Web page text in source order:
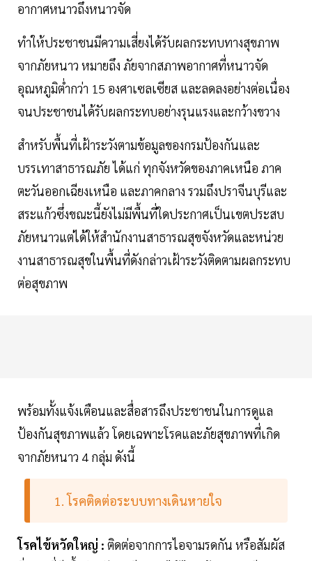
อากาศหนาวถึงหนาวจัด
ทำให้ประชาชนมีความเสี่ยงได้รับผลกระทบทางสุขภาพ
จากภัยหนาว หมายถึง ภัยจากสภาพอากาศที่หนาวจัด
อุณหภูมิต่ำกว่า 15 องศาเซลเซียส และลดลงอย่างต่อเนื่อง
จนประชาชนได้รับผลกระทบอย่างรุนแรงและกว้างขวาง
สำหรับพื้นที่เฝ้าระวังตามข้อมูลของกรมป้องกันและ
บรรเทาสาธารณภัย ได้แก่ ทุกจังหวัดของภาคเหนือ ภาค
ตะวันออกเฉียงเหนือ และภาคกลาง รวมถึงปราจีนบุรีและ
สระแก้วซึ่งขณะนี้ยังไม่มีพื้นที่ใดประกาศเป็นเขตประสบ
ภัยหนาวแต่ได้ให้สำนักงานสาธารณสุขจังหวัดและหน่วย
งานสาธารณสุขในพื้นที่ดังกล่าวเฝ้าระวังติดตามผลกระทบ
ต่อสุขภาพ
พร้อมทั้งแจ้งเตือนและสื่อสารถึงประชาชนในการดูแล
ป้องกันสุขภาพแล้ว โดยเฉพาะโรคและภัยสุขภาพที่เกิด
จากภัยหนาว 4 กลุ่ม ดังนี้
1. โรคติดต่อระบบทางเดินหายใจ
โรคไข้หวัดใหญ่ : ติดต่อจากการไอจามรดกัน หรือสัมผัส